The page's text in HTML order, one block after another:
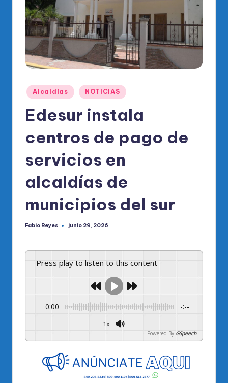
di
o
O
al
R
M
Publicado
en
Alcaldías NOTICIAS
Edesur instala
centros de pago de
servicios en
alcaldías de
municipios del sur
Publicado
Fabio Reyes junio 29, 2026
Press play to listen to this content
0:00 -:--
1x
Powered By GSpeech